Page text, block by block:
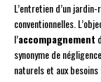
L’entretien d’un
conventionnelles.
l’accompagnement
synonyme de
naturels et aux